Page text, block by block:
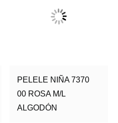
PELELE NIÑA 7370
00 ROSA M/L
ALGODÓN